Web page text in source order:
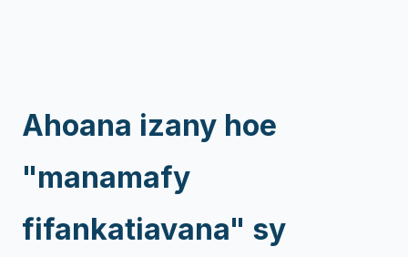
Ahoana izany hoe
"manamafy
fifankatiavana" sy